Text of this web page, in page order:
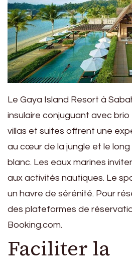
Le Gaya Island Resort à
insulaire conjuguant avec
villas et suites offrent une
au cœur de la jungle et le
blanc. Les eaux marines
aux activités nautiques. Le
un havre de sérénité. Pour
des plateformes de
Booking.com.
Faciliter la